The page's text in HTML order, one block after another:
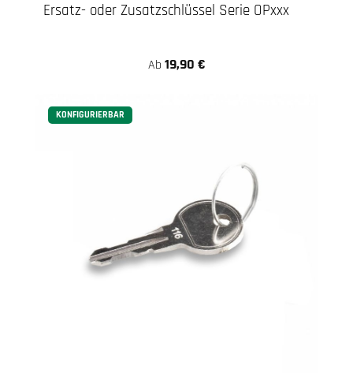
Ersatz- oder Zusatzschlüssel Serie OPxxx
Ab 19,90 €
KONFIGURIERBAR